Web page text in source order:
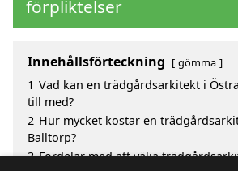
förpliktelser
Innehållsförteckning gömma
1 Vad kan en trädgårdsarkitekt i
till med?
2 Hur mycket kostar en
Balltorp?
3 Fördelar med att välja